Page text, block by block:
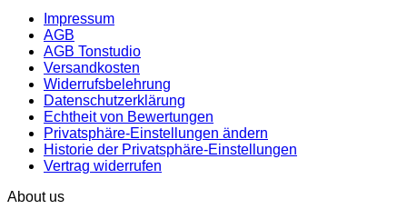
Impressum
AGB
AGB Tonstudio
Versandkosten
Widerrufsbelehrung
Datenschutzerklärung
Echtheit von Bewertungen
Privatsphäre-Einstellungen ändern
Historie der Privatsphäre-Einstellungen
Vertrag widerrufen
About us